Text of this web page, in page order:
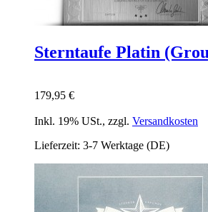
Sterntaufe Platin
179,95 €
Inkl. 19% USt., zzgl. Versandkosten
Lieferzeit: 3-7 Werktage (DE)